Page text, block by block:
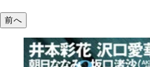
前へ